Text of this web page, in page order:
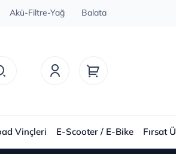
Akü-Filtre-Yağ Balata
Vinçleri E-Scooter / E-Bike Fırsat